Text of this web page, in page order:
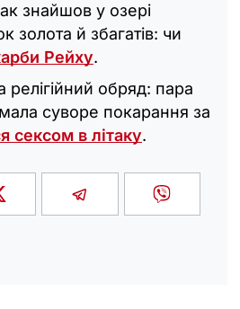
знайшов у озері
золота й збагатів: чи
Рейху.
релігійний обряд: пара
суворе покарання за
сексом в літаку.